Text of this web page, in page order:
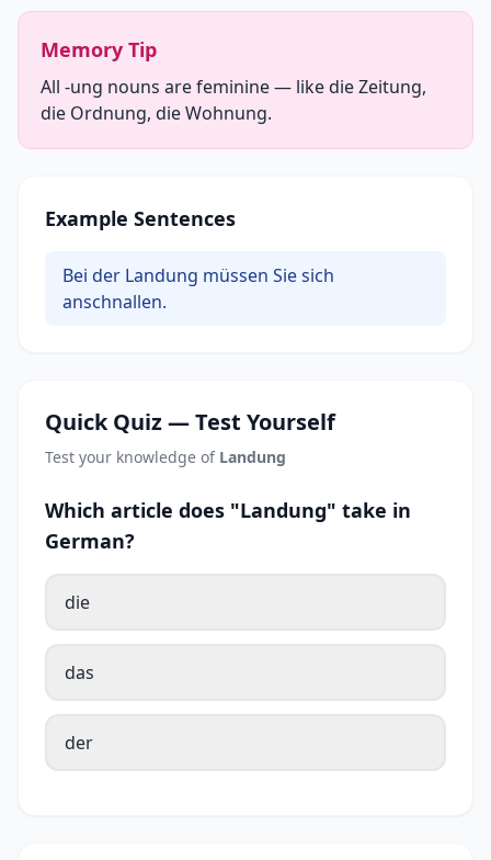
Memory Tip
All -ung nouns are feminine — like die Zeitung,
die Ordnung, die Wohnung.
Example Sentences
Bei der Landung müssen Sie sich
anschnallen.
Quick Quiz — Test Yourself
Test your knowledge of Landung
Which article does "Landung" take in
German?
die
das
der